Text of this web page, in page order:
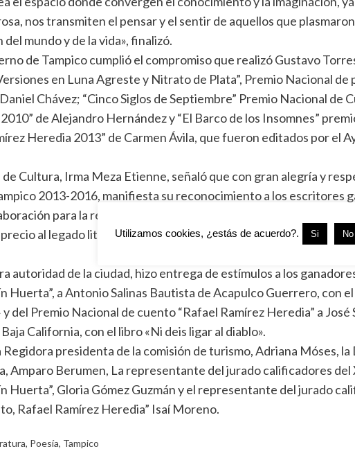
nos transmiten el pensar y el sentir de aquellos que
mundo y de la vida», finalizó.
de Tampico cumplió el compromiso que realizó Gustavo
en Luna Agreste y Nitrato de Plata”, Premio Nacional de
Chávez; “Cinco Siglos de Septiembre” Premio Nacional de
de Alejandro Hernández y “El Barco de los Insomnes”
Heredia 2013” de Carmen Ávila, que fueron editados por el
Cultura, Irma Meza Etienne, señaló que con gran alegría y
2013-2016, manifiesta su reconocimiento a los escritores
para la realización de estos libros y ante todo expresa a
al legado literario que con su obra aportan a nuestro
autoridad de la ciudad, hizo entrega de estímulos a los
Huerta”, a Antonio Salinas Bautista de Acapulco Guerrero, con
del Premio Nacional de cuento “Rafael Ramírez Heredia” a José
California, con el libro «Ni deis ligar al diablo».
presidenta de la comisión de turismo, Adriana Móses,
Amparo Berumen, La representante del jurado calificadores del
Huerta”, Gloria Gómez Guzmán y el representante del jurado
Rafael Ramírez Heredia” Isaí Moreno.
, Poesía, Tampico
Utilizamos cookies, ¿estás de acuerdo?. Si No